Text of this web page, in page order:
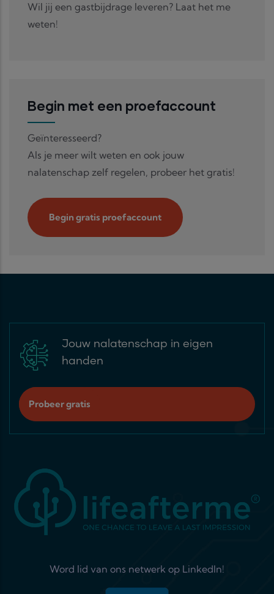
Wil jij een gastbijdrage leveren? Laat het me
weten!
Begin met een proefaccount
Geïnteresseerd?
Als je meer wilt weten en ook jouw
nalatenschap zelf regelen, probeer het gratis!
Begin gratis proefaccount
Jouw nalatenschap in eigen
handen
Probeer gratis
Word lid van ons netwerk op LinkedIn!